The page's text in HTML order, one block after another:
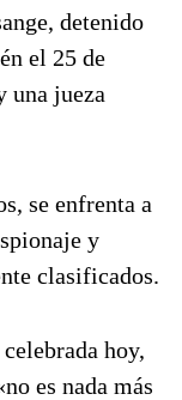
detenido
el 25 de
una jueza
se enfrenta a
y
clasificados.
hoy,
es nada más